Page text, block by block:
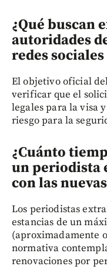
¿Qué buscan
autoridades
redes
El objetivo oficial
verificar que el
legales para la visa
riesgo para la
¿Cuánto
un periodista
con las
Los periodistas
estancias de un
(aproximadamente
normativa
renovaciones por